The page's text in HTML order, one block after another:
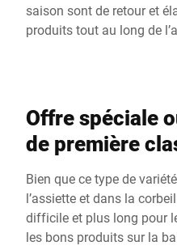
saison sont de retour et
produits tout au long de
Offre spéciale
de première
Bien que ce type de
l’assiette et dans la
difficile et plus long pour
les bons produits sur la